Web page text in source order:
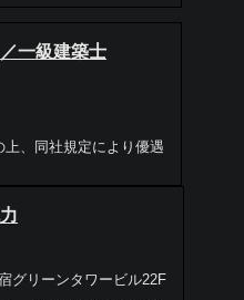
一級建築士
、同社規定により優遇
グリーンタワービル22F